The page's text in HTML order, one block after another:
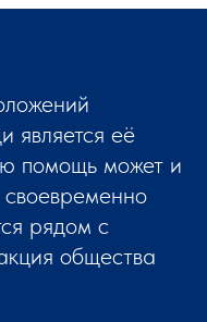
является её
помощь может и
рядом с
общества